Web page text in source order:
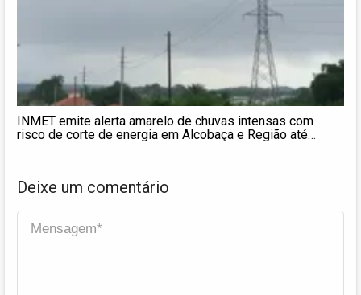
INMET emite alerta amarelo de chuvas intensas com
risco de corte de energia em Alcobaça e Região até
Deixe um comentário